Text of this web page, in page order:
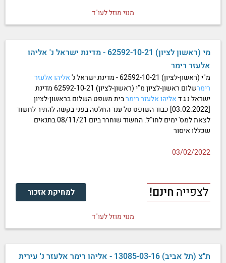
מנוי מוזל לעו"ד
מי (ראשון לציון) 62592-10-21 - מדינת ישראל נ' אליהו
אלעזר רימר
מ"י (ראשון-לציון) 62592-10-21 - מדינת ישראל נ' אליהואלעזר
רימר
שלום ראשון-לציון מ"י (ראשון-לציון) 62592-10-21 מדינת
ישראל נ ג דאליהואלעזררימרבית משפט השלום בראשון-לציון
[03.02.2022] כבוד השופט טל ענר החלטה בפני בקשה להתיר לחשוד
לצאת למס' ימים לחו"ל. החשוד שוחרר ביום 08/11/21 בתנאים
שכללו איסור
03/02/2022
לצפייה חינם! למחיקת אזכור
מנוי מוזל לעו"ד
ת"צ (תל אביב) 13085-03-16 - אליהו רימר אלעזר נ' עירית